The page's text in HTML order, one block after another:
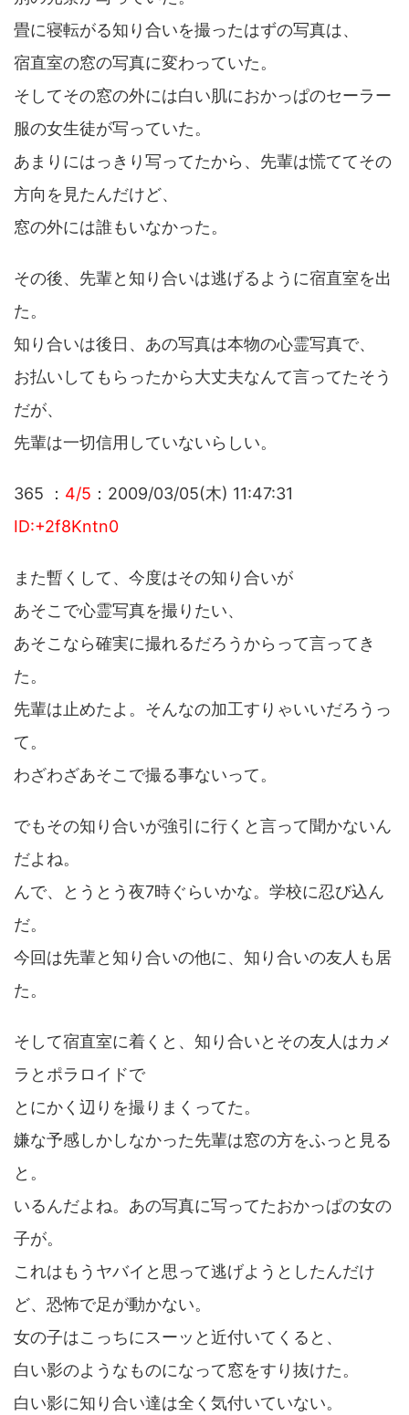
畳に寝転がる知り合いを撮ったはずの写真は、
宿直室の窓の写真に変わっていた。
そしてその窓の外には白い肌におかっぱのセーラー
服の女生徒が写っていた。
あまりにはっきり写ってたから、先輩は慌ててその
方向を見たんだけど、
窓の外には誰もいなかった。
その後、先輩と知り合いは逃げるように宿直室を出
た。
知り合いは後日、あの写真は本物の心霊写真で、
お払いしてもらったから大丈夫なんて言ってたそう
だが、
先輩は一切信用していないらしい。
365 ： 4/5 ：2009/03/05(木) 11:47:31
ID:+2f8Kntn0
また暫くして、今度はその知り合いが
あそこで心霊写真を撮りたい、
あそこなら確実に撮れるだろうからって言ってき
た。
先輩は止めたよ。そんなの加工すりゃいいだろうっ
て。
わざわざあそこで撮る事ないって。
でもその知り合いが強引に行くと言って聞かないん
だよね。
んで、とうとう夜7時ぐらいかな。学校に忍び込ん
だ。
今回は先輩と知り合いの他に、知り合いの友人も居
た。
そして宿直室に着くと、知り合いとその友人はカメ
ラとポラロイドで
とにかく辺りを撮りまくってた。
嫌な予感しかしなかった先輩は窓の方をふっと見る
と。
いるんだよね。あの写真に写ってたおかっぱの女の
子が。
これはもうヤバイと思って逃げようとしたんだけ
ど、恐怖で足が動かない。
女の子はこっちにスーッと近付いてくると、
白い影のようなものになって窓をすり抜けた。
白い影に知り合い達は全く気付いていない。